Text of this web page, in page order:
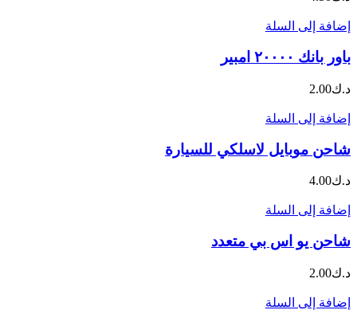
إضافة إلى السلة
باور بانك ٢٠٠٠٠ امبير
د.ك2.00
إضافة إلى السلة
شاحن موبايل لاسلكي للسيارة
د.ك4.00
إضافة إلى السلة
شاحن يو اس بي متعدد
د.ك2.00
إضافة إلى السلة